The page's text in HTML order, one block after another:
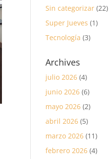
Sin categorizar (22)
Super Jueves (1)
Tecnología (3)
Archives
julio 2026 (4)
junio 2026 (6)
mayo 2026 (2)
abril 2026 (5)
marzo 2026 (11)
febrero 2026 (4)